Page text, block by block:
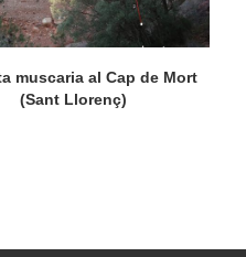
muscaria al Cap de Mort
(Sant Llorenç)